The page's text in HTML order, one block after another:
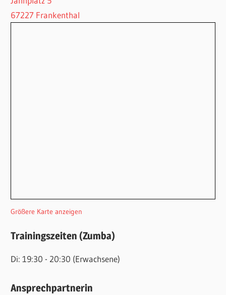
67227 Frankenthal
Größere Karte anzeigen
Trainingszeiten (Zumba)
Di: 19:30 - 20:30 (Erwachsene)
Ansprechpartnerin